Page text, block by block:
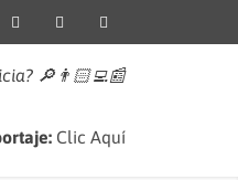
🔎👨🏻‍💻📰
Clic Aquí